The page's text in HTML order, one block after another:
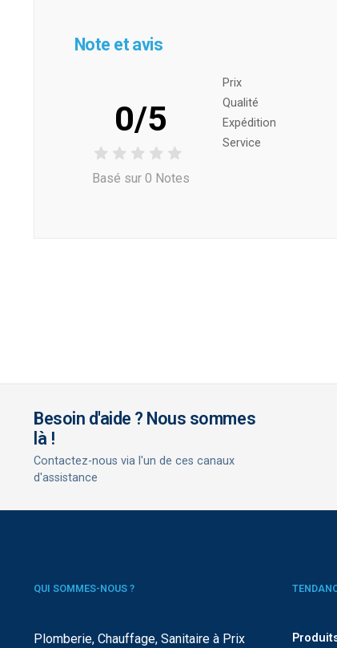
Note et avis
0/5
Basé sur 0 Notes
Prix ​​
Qualité
Expédition
Service
Besoin d'aide ? Nous sommes
là !
Contactez-nous via l'un de ces canaux
d'assistance
QUI SOMMES-NOUS ?
Plomberie, Chauffage, Sanitaire à Prix